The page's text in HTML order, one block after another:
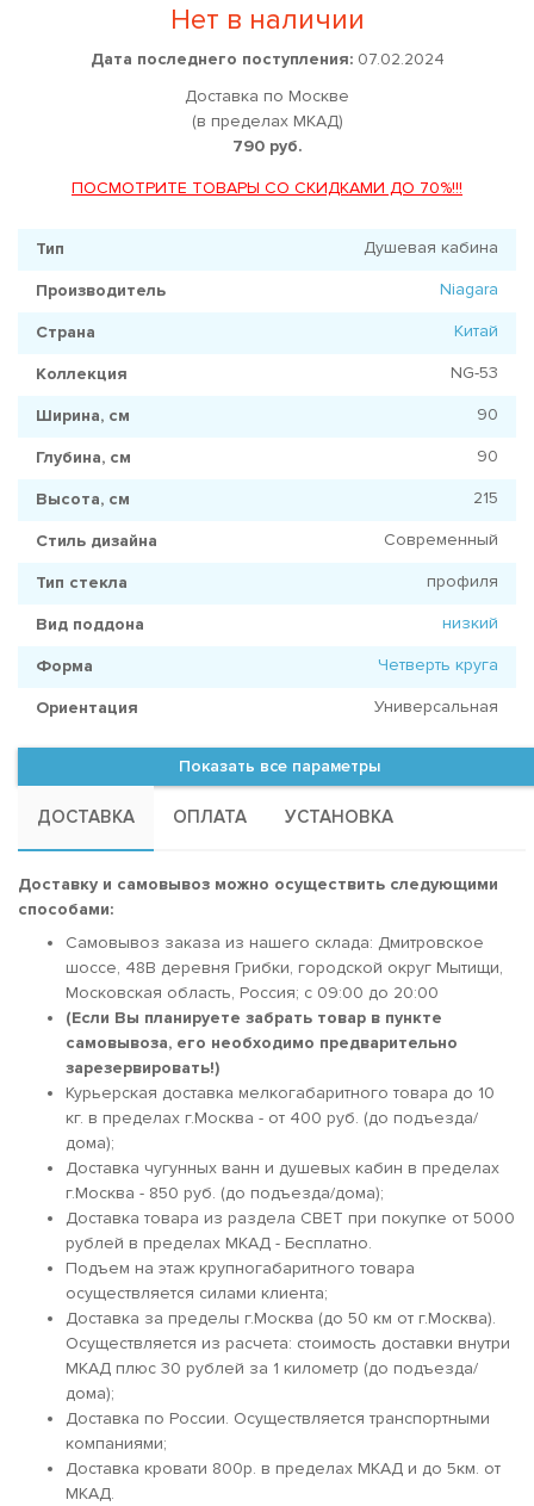
Нет в наличии
Дата последнего поступления:07.02.2024
Доставка по Москве
(в пределах МКАД)
790 руб.
ПОСМОТРИТЕ ТОВАРЫ СО СКИДКАМИ ДО 70%!!!
Тип Душевая кабина
Производитель Niagara
Страна Китай
Коллекция NG-53
Ширина, см 90
Глубина, см 90
Высота, см 215
Стиль дизайна Современный
Тип стекла профиля
Вид поддона низкий
Форма Четверть круга
Ориентация Универсальная
Показать все параметры
ДОСТАВКА ОПЛАТА УСТАНОВКА
Доставку и самовывоз можно осуществить следующими
способами:
Самовывоз заказа из нашего склада: Дмитровское
шоссе, 48В деревня Грибки, городской округ Мытищи,
Московская область, Россия; c 09:00 до 20:00
(Если Вы планируете забрать товар в пункте
самовывоза, его необходимо предварительно
зарезервировать!)
Курьерская доставка мелкогабаритного товара до 10
кг. в пределах г.Москва - от 400 руб. (до подъезда/
дома);
Доставка чугунных ванн и душевых кабин в пределах
г.Москва - 850 руб. (до подъезда/дома);
Доставка товара из раздела СВЕТ при покупке от 5000
рублей в пределах МКАД - Бесплатно.
Подъем на этаж крупногабаритного товара
осуществляется силами клиента;
Доставка за пределы г.Москва (до 50 км от г.Москва).
Осуществляется из расчета: стоимость доставки внутри
МКАД плюс 30 рублей за 1 километр (до подъезда/
дома);
Доставка по России. Осуществляется транспортными
компаниями;
Доставка кровати 800р. в пределах МКАД и до 5км. от
МКАД.